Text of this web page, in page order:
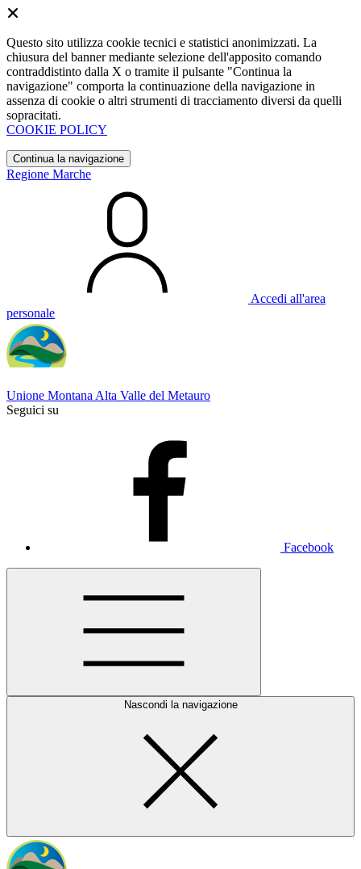
Questo sito utilizza cookie tecnici e statistici anonimizzati. La
chiusura del banner mediante selezione dell'apposito comando
contraddistinto dalla X o tramite il pulsante "Continua la
navigazione" comporta la continuazione della navigazione in
assenza di cookie o altri strumenti di tracciamento diversi da quelli
sopracitati.
COOKIE POLICY
Continua la navigazione
Regione Marche
Accedi all'area
personale
Unione Montana Alta Valle del Metauro
Seguici su
Facebook
Nascondi la navigazione